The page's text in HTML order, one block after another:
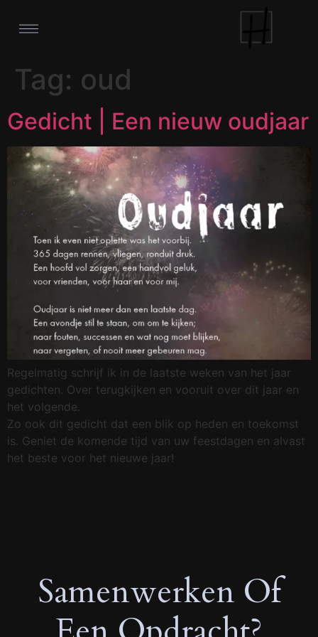
Tag: oud
Gedicht | Een nieuw oudjaar
Regelmatig schrijf ik in de laatste weken van het jaar
gedichten. Over terugkijken en vooruit over dit jaar en
het volgende.
Zo ook dit gedicht dat een blik op heden en toekomst
is. Geniet de komende tijd van uw feestdagen en alvast
het beste voor het nieuwe jaar!
Samenwerken Of